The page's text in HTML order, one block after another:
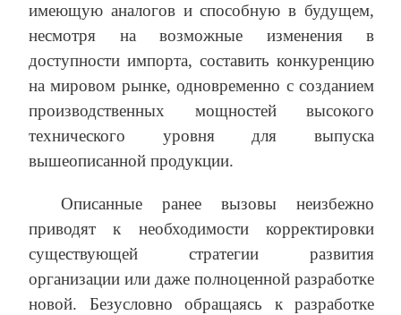
имеющую аналогов и способную в будущем,
несмотря на возможные изменения в
доступности импорта, составить конкуренцию
на мировом рынке, одновременно с созданием
производственных мощностей высокого
технического уровня для выпуска
вышеописанной продукции.
Описанные ранее вызовы неизбежно
приводят к необходимости корректировки
существующей стратегии развития
организации или даже полноценной разработке
новой. Безусловно обращаясь к разработке